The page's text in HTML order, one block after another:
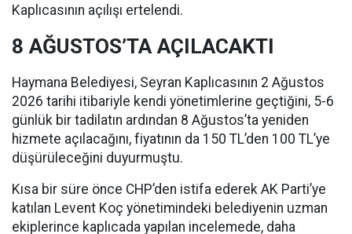
Kaplıcasının açılışı ertelendi.
8 AĞUSTOS’TA AÇILACAKTI
Haymana Belediyesi, Seyran Kaplıcasının 2 Ağustos
2026 tarihi itibariyle kendi yönetimlerine geçtiğini, 5-6
günlük bir tadilatın ardından 8 Ağustos’ta yeniden
hizmete açılacağını, fiyatının da 150 TL’den 100 TL’ye
düşürüleceğini duyurmuştu.
Kısa bir süre önce CHP’den istifa ederek AK Parti’ye
katılan Levent Koç yönetimindeki belediyenin uzman
ekiplerince kaplıcada yapılan incelemede, daha